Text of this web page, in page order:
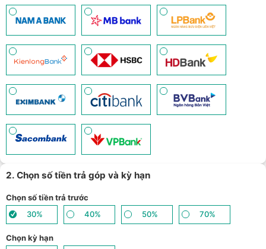
2. Chọn số tiền trả góp và kỳ hạn
Chọn số tiền trả trước
30%
40% 50% 70%
Chọn kỳ hạn